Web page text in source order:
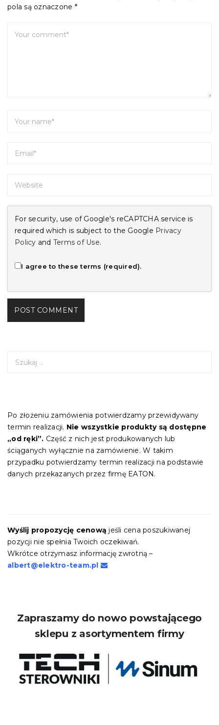
pola są oznaczone *
For security, use of Google's reCAPTCHA service is
required which is subject to the Google Privacy
Policy and Terms of Use.
I agree to these terms (required).
j
:
Po złożeniu zamówienia potwierdzamy przewidywany
termin realizacji. Nie wszystkie produkty są dostępne
„od ręki”. Część z nich jest produkowanych lub
ściąganych wyłącznie na zamówienie. W takim
przypadku potwierdzamy termin realizacji na podstawie
danych przekazanych przez firmę EATON.
Wyślij propozycję cenowąjeśli cena poszukiwanej
pozycji nie spełnia Twoich oczekiwań.
Wkrótce otrzymasz informację zwrotną –
albert@elektro-team.pl
Zapraszamy do nowo powstającego
sklepu z asortymentem firmy